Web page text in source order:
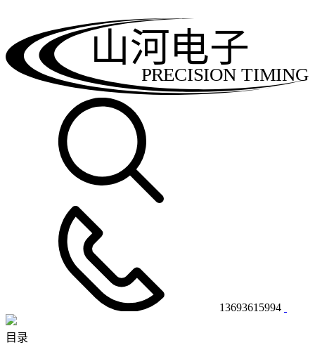
PRECISION TIMING
山河电子
13693615994
目录